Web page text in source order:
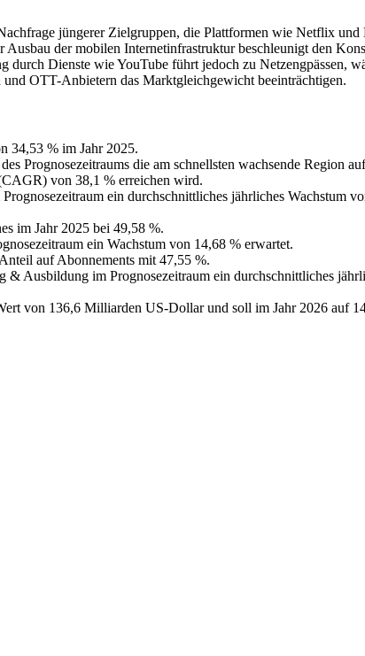
jüngerer Zielgruppen, die Plattformen wie Netflix
der mobilen Internetinfrastruktur beschleunigt den
durch Dienste wie YouTube führt jedoch zu Netzengpässen,
OTT-Anbietern das Marktgleichgewicht beeinträchtigen.
34,53 % im Jahr 2025.
Prognosezeitraums die am schnellsten wachsende Region
von 38,1 % erreichen wird.
ein durchschnittliches jährliches Wachstum
im Jahr 2025 bei 49,58 %.
ein Wachstum von 14,68 % erwartet.
auf Abonnements mit 47,55 %.
Ausbildung im Prognosezeitraum ein durchschnittliches
von 136,6 Milliarden US-Dollar und soll im Jahr 2026 auf